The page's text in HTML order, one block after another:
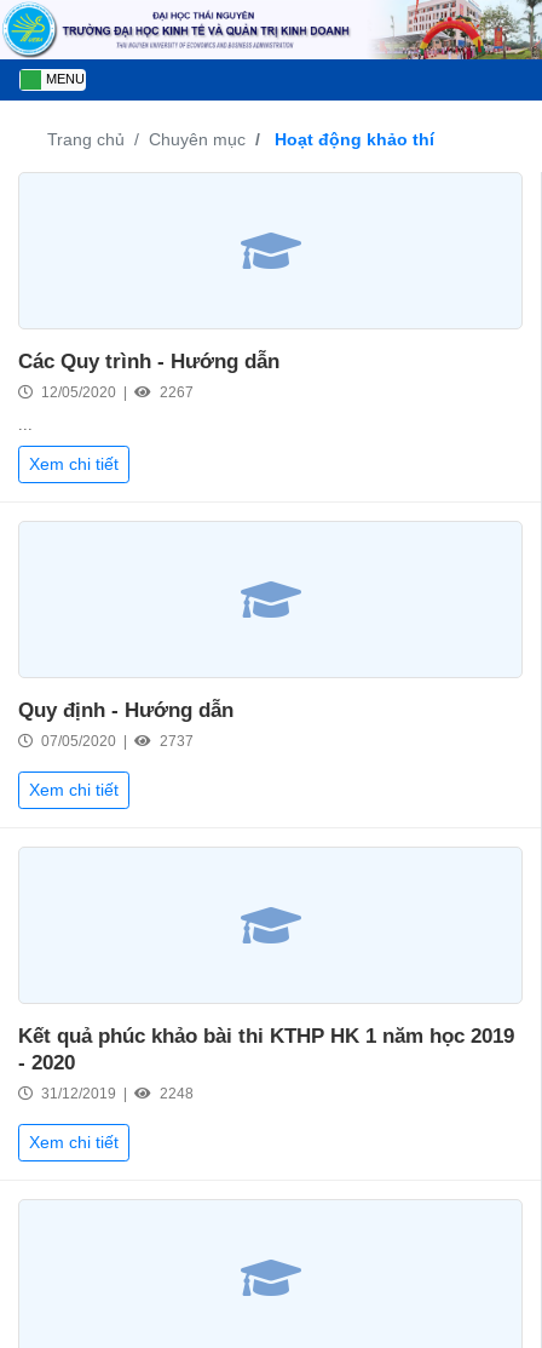
MENU
Trang chủ Chuyên mục Hoạt động khảo thí
Các Quy trình - Hướng dẫn
12/05/2020 | 2267
...
Xem chi tiết
Quy định - Hướng dẫn
07/05/2020 | 2737
Xem chi tiết
Kết quả phúc khảo bài thi KTHP HK 1 năm học 2019
- 2020
31/12/2019 | 2248
Xem chi tiết